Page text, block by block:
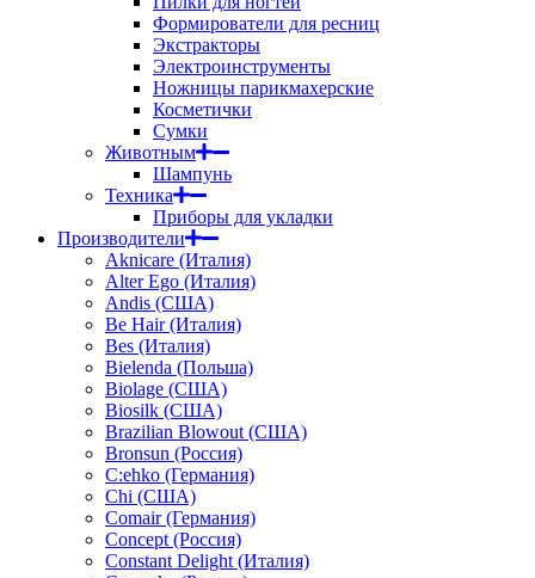
Формирователи для ресниц
Экстракторы
Электроинструменты
Ножницы парикмахерские
Косметички
Сумки
Животным
Шампунь
Техника
Приборы для укладки
Производители
Aknicare (Италия)
Alter Ego (Италия)
Andis (США)
Be Hair (Италия)
Bes (Италия)
Bielenda (Польша)
Biolage (США)
Biosilk (США)
Brazilian Blowout (США)
Bronsun (Россия)
C:ehko (Германия)
Chi (США)
Comair (Германия)
Concept (Россия)
Constant Delight (Италия)